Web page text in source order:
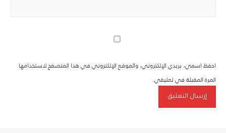
احفظ اسمي، بريدي الإلكتروني، والموقع الإلكتروني في هذا المتصفح لاستخدامها
المرة المقبلة في تعليقي.